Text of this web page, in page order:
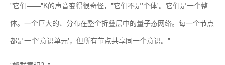
"它们——"K的声音变得很奇怪，"它们不是'个体'。它们是一个整
体。一个巨大的、分布在整个折叠层中的量子态网络。每一个节点
都是一个'意识单元'，但所有节点共享同一个意识。"